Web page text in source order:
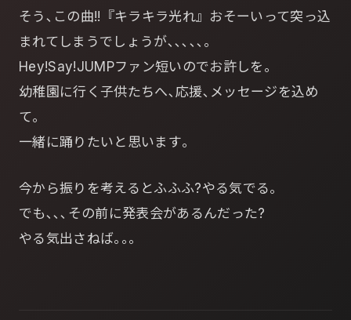
そう､この曲!!『キラキラ光れ』おそーいって突っ込
まれてしまうでしょうが､､､､､｡
Hey!Say!JUMPファン短いのでお許しを｡
幼稚園に行く子供たちへ､応援､メッセージを込め
て｡
一緒に踊りたいと思います｡
今から振りを考えるとふふふ?やる気でる｡
でも､､､その前に発表会があるんだった?
やる気出さねば｡｡｡